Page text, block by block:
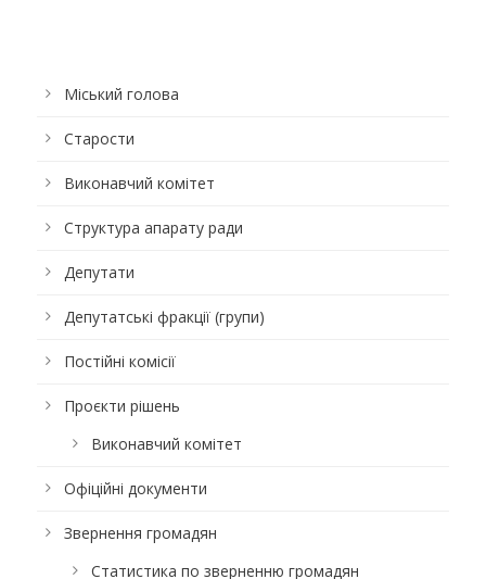
Міський голова
Старости
Виконавчий комітет
Структура апарату ради
Депутати
Депутатські фракції (групи)
Постійні комісії
Проєкти рішень
Виконавчий комітет
Офіційні документи
Звернення громадян
Статистика по зверненню громадян